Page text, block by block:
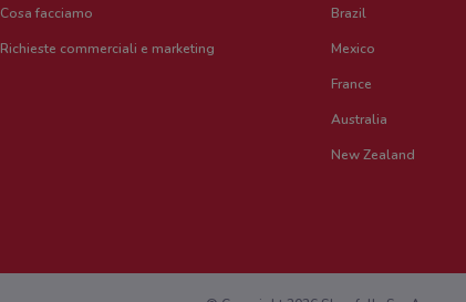
Cosa facciamo
Richieste commerciali e marketing
Brazil
Mexico
France
Australia
New Zealand